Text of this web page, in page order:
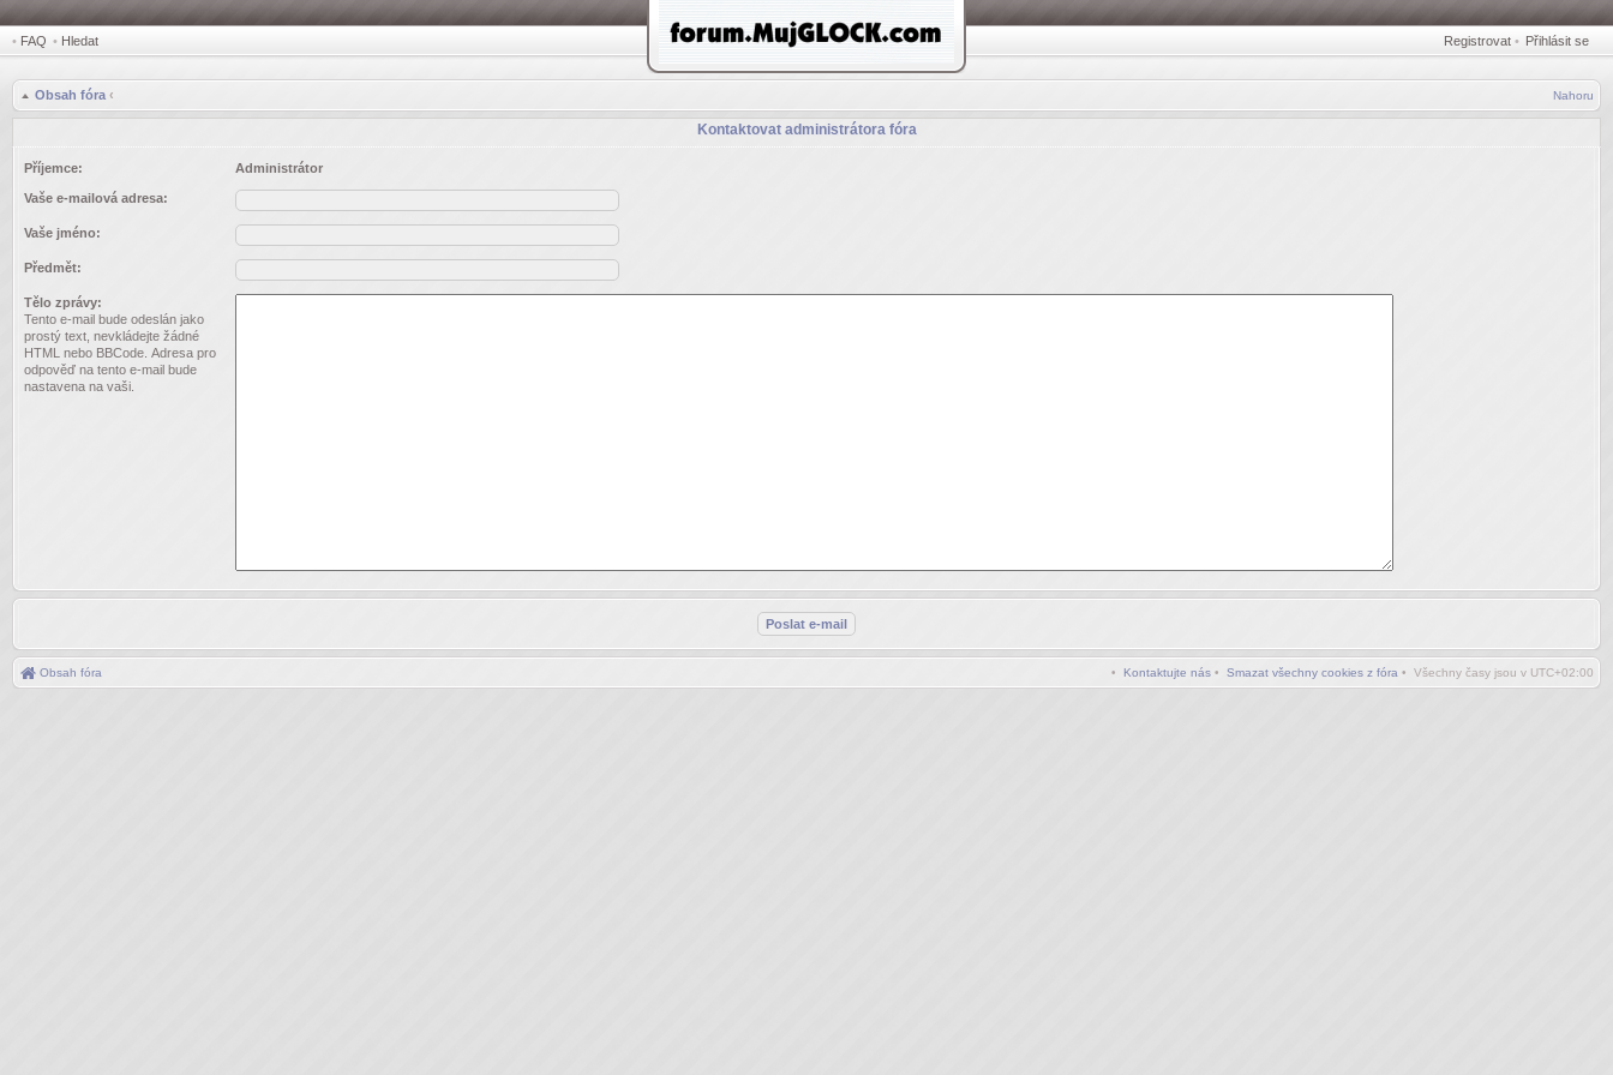
• FAQ • Hledat Registrovat • Přihlásit se
Obsah fóra ‹ Nahoru
Kontaktovat administrátora fóra
Příjemce: Administrátor
Vaše e-mailová adresa:
Vaše jméno:
Předmět:
Tělo zprávy:
Tento e-mail bude odeslán jako
prostý text, nevkládejte žádné
HTML nebo BBCode. Adresa pro
odpověď na tento e-mail bude
nastavena na vaši.
Obsah fóra • Všechny časy jsou v UTC+02:00
• Smazat všechny cookies z fóra
• Kontaktujte nás